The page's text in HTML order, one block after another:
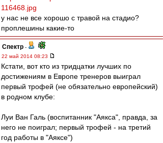
116468.jpg
у нас не все хорошо с травой на стадио?
проплешины какие-то
Спектр -
22 май 2014 08:23
Кстати, вот кто из тридцатки лучших по
достижениям в Европе тренеров выиграл
первый трофей (не обязательно европейский)
в родном клубе:
Луи Ван Галь (воспитанник "Аякса", правда, за
него не поиграл; первый трофей - на третий
год работы в "Аяксе")